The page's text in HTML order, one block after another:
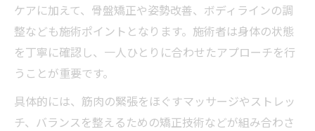
ケアに加えて、骨盤矯正や姿勢改善、ボディラインの調
整なども施術ポイントとなります。施術者は身体の状態
を丁寧に確認し、一人ひとりに合わせたアプローチを行
うことが重要です。
具体的には、筋肉の緊張をほぐすマッサージやストレッ
チ、バランスを整えるための矯正技術などが組み合わさ